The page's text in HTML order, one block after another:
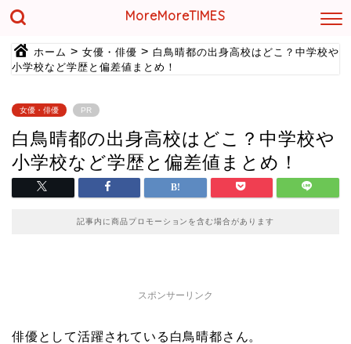
MoreMoreTIMES
ホーム > 女優・俳優 > 白鳥晴都の出身高校はどこ？中学校や
小学校など学歴と偏差値まとめ！
女優・俳優 PR
白鳥晴都の出身高校はどこ？中学校や
小学校など学歴と偏差値まとめ！
記事内に商品プロモーションを含む場合があります
スポンサーリンク
俳優として活躍されている白鳥晴都さん。